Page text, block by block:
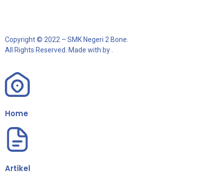
Copyright © 2022 – SMK Negeri 2 Bone.
All Rights Reserved. Made with by .
Home
Artikel